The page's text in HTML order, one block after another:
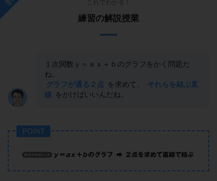
これでわかる！
練習の解説授業
１次関数ｙ＝ａｘ＋ｂのグラフをかく問題だ
ね。
グラフが通る２点 を求めて、
それらを結ぶ直
線 をかけばいいんだね。
POINT